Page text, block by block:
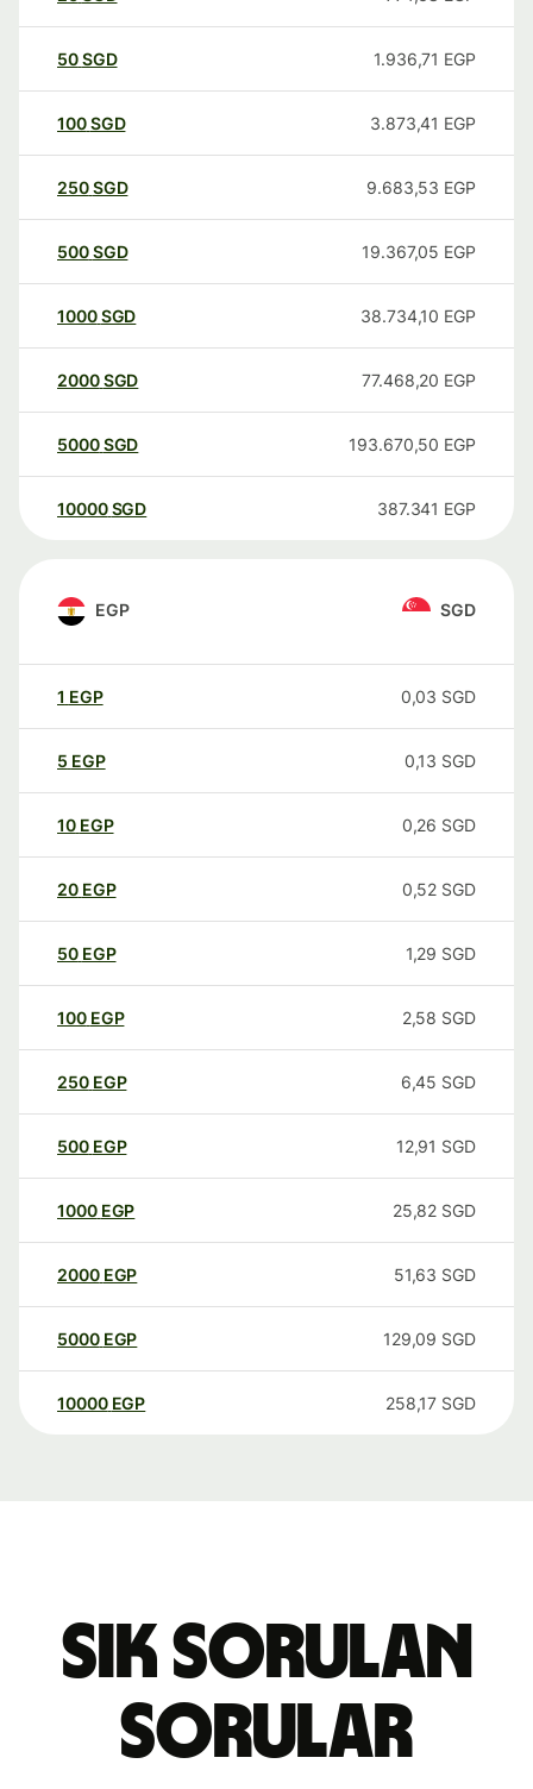
50SGD 1.936,71 EGP
100SGD 3.873,41 EGP
250SGD 9.683,53 EGP
500SGD 19.367,05 EGP
1000SGD 38.734,10 EGP
2000SGD 77.468,20 EGP
5000SGD 193.670,50 EGP
10000 SGD 387.341 EGP
EGP SGD
1 EGP 0,03 SGD
5 EGP 0,13 SGD
10 EGP 0,26 SGD
20 EGP 0,52 SGD
50 EGP 1,29 SGD
100 EGP 2,58 SGD
250 EGP 6,45 SGD
500 EGP 12,91 SGD
1000 EGP 25,82 SGD
2000 EGP 51,63 SGD
5000 EGP 129,09 SGD
10000 EGP 258,17 SGD
Sık sorulan
sorular